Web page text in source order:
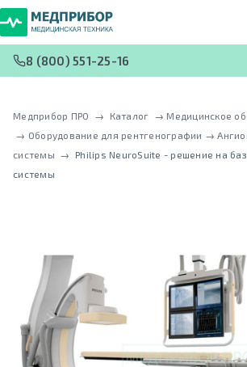
8 (800) 551-25-16
Медприбор ПРО → Каталог → Медицинское
→ Оборудование для рентгенографии →
системы → Philips NeuroSuite - решение на
системы